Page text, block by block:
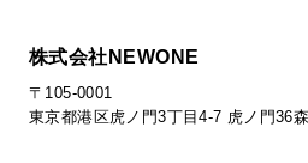
株式会社NEWONE
〒105-0001
東京都港区虎ノ門3丁目4-7 虎ノ門36